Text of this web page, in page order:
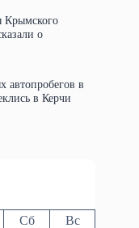
Крымского
о
в
в Керчи
Сб
Вс